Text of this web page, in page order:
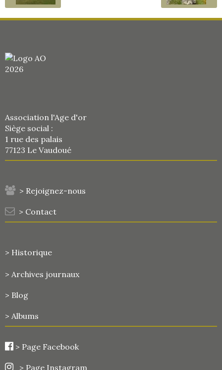
Association l'Age d'or
Siège social :
1 rue des palais
77123 Le Vaudoué
> Rejoignez-nous
> Contact
> Historique
> Archives journaux
> Blog
> Albums
> Page Facebook
> Page Instagram